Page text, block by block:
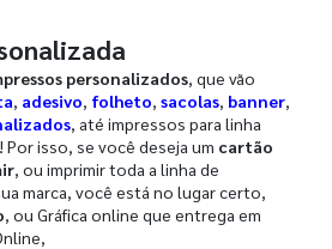
personalizados, que vão
, adesivo, folheto, sacolas, banner,
, até impressos para linha
isso, se você deseja um cartão
, ou imprimir toda a linha de
marca, você está no lugar certo,
, ou Gráfica online que entrega em